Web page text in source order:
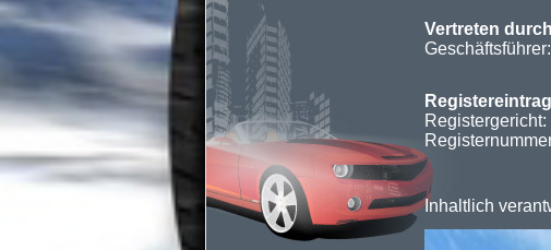
Vertreten durch
Inhaltlich